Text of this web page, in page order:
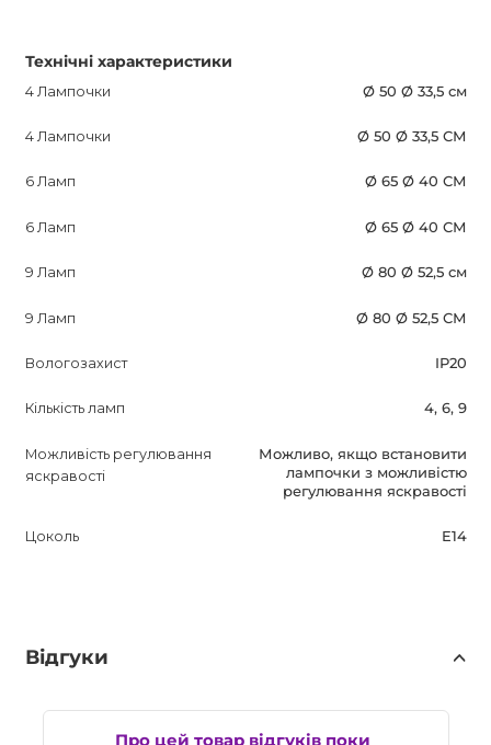
Технічні характеристики
4 Лампочки Ø 50 Ø 33,5 см
4 Лампочки Ø 50 Ø 33,5 СМ
6 Ламп Ø 65 Ø 40 СМ
6 Ламп Ø 65 Ø 40 СМ
9 Ламп Ø 80 Ø 52,5 см
9 Ламп Ø 80 Ø 52,5 СМ
Вологозахист IP20
Кількість ламп 4, 6, 9
Можливість регулювання
яскравості
Можливо, якщо встановити
лампочки з можливістю
регулювання яскравості
Цоколь E14
Відгуки
Про цей товар відгуків поки